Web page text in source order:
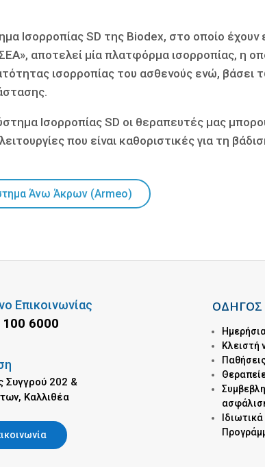
Ισορροπίας SD της Biodex, στο οποίο
αποτελεί µία πλατφόρμα ισορροπίας, η
ισορροπίας του ασθενούς ενώ,
Ισορροπίας SD οι θεραπευτές μας
που είναι καθοριστικές για τη
Άνω Άκρων (Armeo)
Επικοινωνίας
6000
202 &
Καλλιθέα
ΟΔΗΓΟΣ
Kλειστή